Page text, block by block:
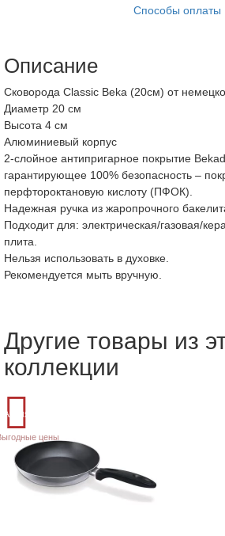
Способы оплаты
Описание
Сковорода Classic Beka (20см) от
Диаметр 20 см
Высота 4 см
Алюминиевый корпус
2-слойное антипригарное покрытие
гарантирующее 100% безопасность –
перфтороктановую кислоту (ПФОК).
Надежная ручка из жаропрочного
Подходит для: электрическая/газовая/
плита.
Нельзя использовать в духовке.
Рекомендуется мыть вручную.
Другие товары из
коллекции
Акция
цены